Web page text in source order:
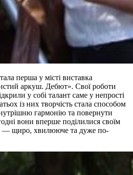
перша у місті виставка
аркуш. Дебют». Свої роботи
у собі талант саме у непрості
із них творчість стала способом
гармонію та повернути
вони вперше поділилися своїм
— щиро, хвилююче та дуже по-